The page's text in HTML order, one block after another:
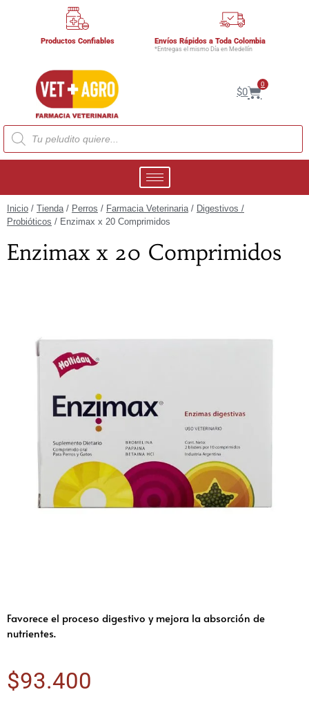
Productos Confiables Envíos Rápidos a Toda Colombia
*Entregas el mismo Día en Medellín
$0
0
Inicio / Tienda/ Perros / Farmacia Veterinaria/ Digestivos /
Probióticos / Enzimax x 20 Comprimidos
Enzimax x 20 Comprimidos
Favorece el proceso digestivo y mejora la absorción de
nutrientes.
$93.400